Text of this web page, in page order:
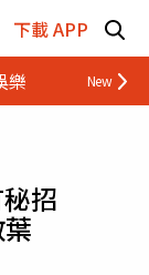
下載 APP
樂 財經
秘招